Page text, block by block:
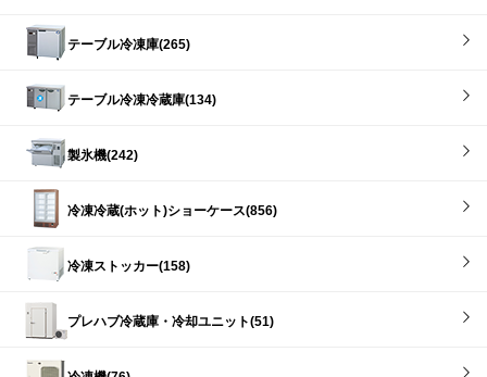
テーブル冷凍庫(265)
テーブル冷凍冷蔵庫(134)
製氷機(242)
冷凍冷蔵(ホット)ショーケース(856)
冷凍ストッカー(158)
プレハブ冷蔵庫・冷却ユニット(51)